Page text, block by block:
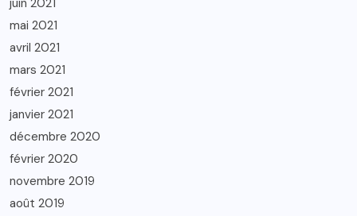
mai 2021
avril 2021
mars 2021
février 2021
janvier 2021
décembre 2020
février 2020
novembre 2019
août 2019